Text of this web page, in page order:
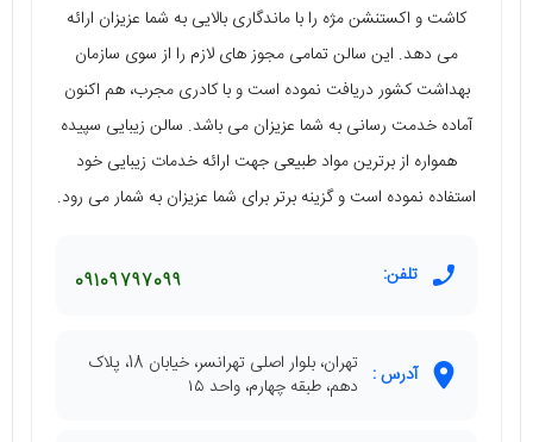
کاشت و اکستنشن مژه را با ماندگاری بالایی به شما عزیزان ارائه
می‌ دهد. این سالن تمامی مجوز های لازم را از سوی سازمان
بهداشت کشور دریافت نموده است و با کادری مجرب، هم اکنون
آماده خدمت رسانی به شما عزیزان می‌ باشد. سالن زیبایی سپیده
همواره از برترین مواد طبیعی جهت ارائه خدمات زیبایی خود
استفاده نموده است و گزینه برتر برای شما عزیزان به شمار می‌ رود.
تلفن: 09109797099
آدرس :
تهران، بلوار اصلی تهرانسر، خیابان 18، پلاک
دهم، طبقه چهارم، واحد ۱۵